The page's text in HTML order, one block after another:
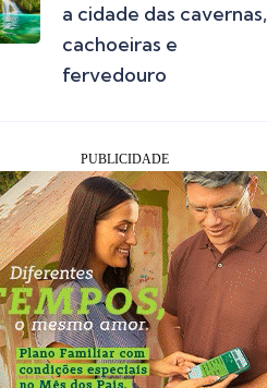
a cidade das cavernas,
cachoeiras e
fervedouro